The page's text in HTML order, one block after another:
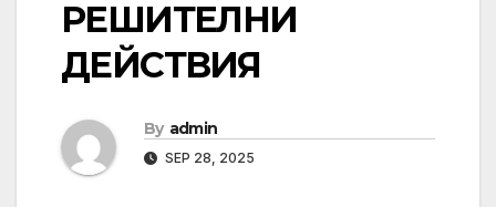
РЕШИТЕЛНИ
ДЕЙСТВИЯ
By admin
SEP 28, 2025